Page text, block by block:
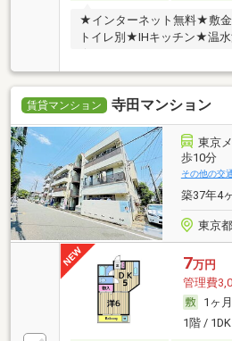
★インターネット無料★敷
トイレ別★IHキッチン★温
賃貸マンション 寺田マンション
東京
歩10分
その他の交
築37年4
東京
7万円
管理費
1ヶ月
1階 /